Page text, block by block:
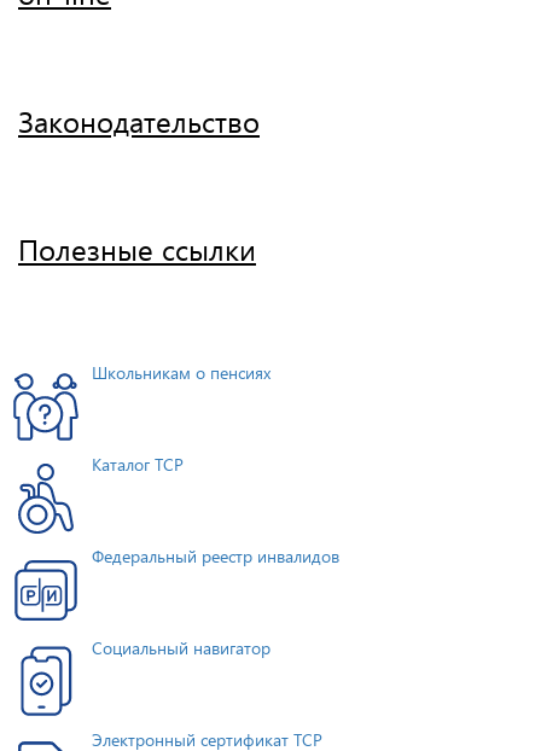
Законодательство
Полезные ссылки
Школьникам о пенсиях
Каталог ТСР
Федеральный реестр инвалидов
Социальный навигатор
Электронный сертификат ТСР